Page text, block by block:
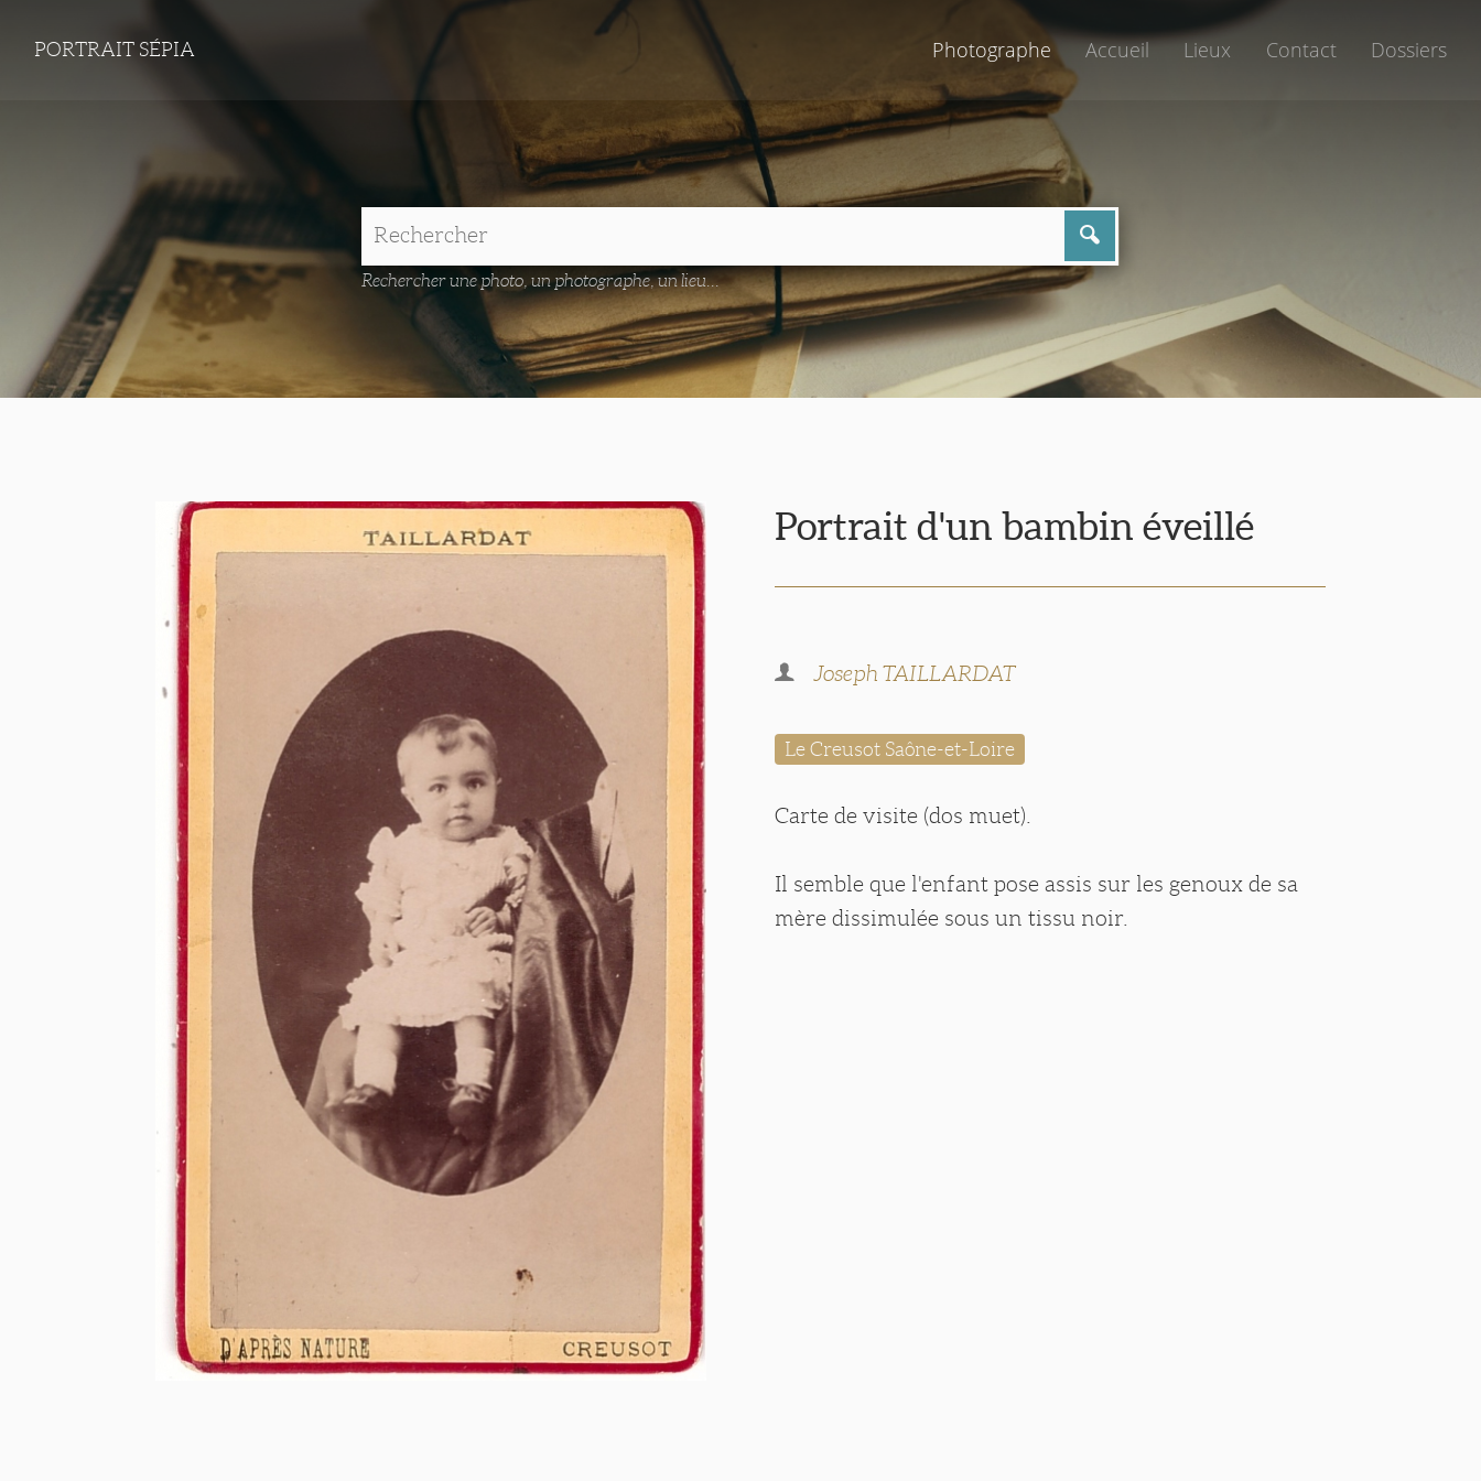
PORTRAIT SÉPIA Photographe Accueil Lieux Contact Dossiers
Rechercher une photo, un photographe, un lieu...
Portrait d'un bambin éveillé
Joseph TAILLARDAT
Le Creusot Saône-et-Loire
Carte de visite (dos muet).
Il semble que l'enfant pose assis sur les genoux de sa
mère dissimulée sous un tissu noir.